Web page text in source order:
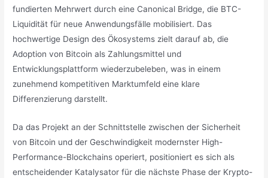
fundierten Mehrwert durch eine Canonical Bridge, die BTC-
Liquidität für neue Anwendungsfälle mobilisiert. Das
hochwertige Design des Ökosystems zielt darauf ab, die
Adoption von Bitcoin als Zahlungsmittel und
Entwicklungsplattform wiederzubeleben, was in einem
zunehmend kompetitiven Marktumfeld eine klare
Differenzierung darstellt.
Da das Projekt an der Schnittstelle zwischen der Sicherheit
von Bitcoin und der Geschwindigkeit modernster High-
Performance-Blockchains operiert, positioniert es sich als
entscheidender Katalysator für die nächste Phase der Krypto-